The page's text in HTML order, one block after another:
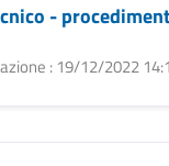
-
: 19/12/2022